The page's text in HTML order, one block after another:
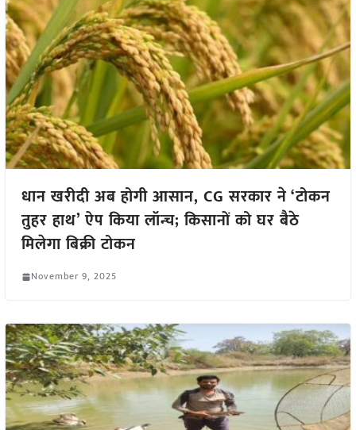
धान खरीदी अब होगी आसान, CG सरकार ने ‘टोकन
तुहर हाथ’ ऐप किया लॉन्च; किसानों को घर बैठे
मिलेगा बिक्री टोकन
November 9, 2025